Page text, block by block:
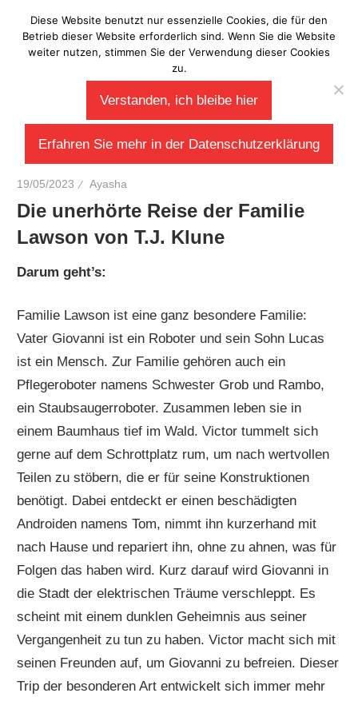
Inhalt
springen
Laberladen
19/05/2023 Ayasha
Die unerhörte Reise der Familie
Lawson von T.J. Klune
Darum geht’s:
Familie Lawson ist eine ganz besondere Familie:
Vater Giovanni ist ein Roboter und sein Sohn Lucas
ist ein Mensch. Zur Familie gehören auch ein
Pflegeroboter namens Schwester Grob und Rambo,
ein Staubsaugerroboter. Zusammen leben sie in
einem Baumhaus tief im Wald. Victor tummelt sich
gerne auf dem Schrottplatz rum, um nach wertvollen
Teilen zu stöbern, die er für seine Konstruktionen
benötigt. Dabei entdeckt er einen beschädigten
Androiden namens Tom, nimmt ihn kurzerhand mit
nach Hause und repariert ihn, ohne zu ahnen, was für
Folgen das haben wird. Kurz darauf wird Giovanni in
die Stadt der elektrischen Träume verschleppt. Es
scheint mit einem dunklen Geheimnis aus seiner
Vergangenheit zu tun zu haben. Victor macht sich mit
seinen Freunden auf, um Giovanni zu befreien. Dieser
Trip der besonderen Art entwickelt sich immer mehr
Diese Website benutzt nur essenzielle Cookies, die für den
Betrieb dieser Website erforderlich sind. Wenn Sie die Website
weiter nutzen, stimmen Sie der Verwendung dieser Cookies
zu.
Verstanden, ich bleibe hier
Erfahren Sie mehr in der Datenschutzerklärung